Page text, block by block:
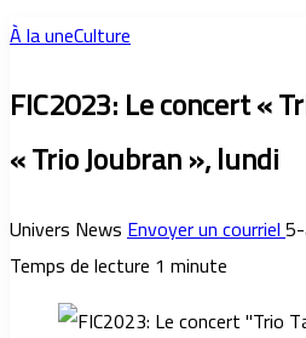
À la uneCulture
FIC2023: Le concert «
« Trio Joubran », lundi
Univers NewsEnvoyer un courriel
Temps de lecture 1 minute